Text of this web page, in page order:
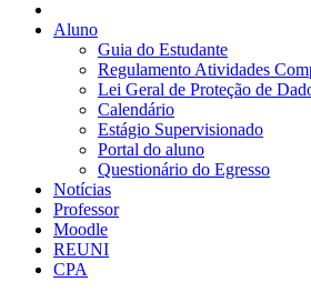
Aluno
Guia do Estudante
Regulamento Atividades
Lei Geral de Proteção de
Calendário
Estágio Supervisionado
Portal do aluno
Questionário do Egresso
Notícias
Professor
Moodle
REUNI
CPA